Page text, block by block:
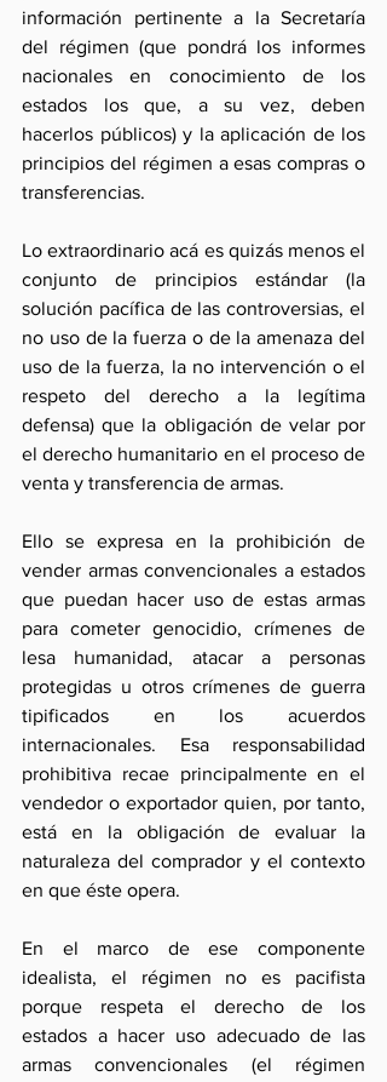
información pertinente a la Secretaría
del régimen (que pondrá los informes
nacionales en conocimiento de los
estados los que, a su vez, deben
hacerlos públicos) y la aplicación de los
principios del régimen a esas compras o
transferencias.
Lo extraordinario acá es quizás menos el
conjunto de principios estándar (la
solución pacífica de las controversias, el
no uso de la fuerza o de la amenaza del
uso de la fuerza, la no intervención o el
respeto del derecho a la legítima
defensa) que la obligación de velar por
el derecho humanitario en el proceso de
venta y transferencia de armas.
Ello se expresa en la prohibición de
vender armas convencionales a estados
que puedan hacer uso de estas armas
para cometer genocidio, crímenes de
lesa humanidad, atacar a personas
protegidas u otros crímenes de guerra
tipificados en los acuerdos
internacionales. Esa responsabilidad
prohibitiva recae principalmente en el
vendedor o exportador quien, por tanto,
está en la obligación de evaluar la
naturaleza del comprador y el contexto
en que éste opera.
En el marco de ese componente
idealista, el régimen no es pacifista
porque respeta el derecho de los
estados a hacer uso adecuado de las
armas convencionales (el régimen